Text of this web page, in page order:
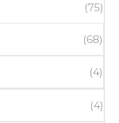
(75)
(68)
(4)
(4)